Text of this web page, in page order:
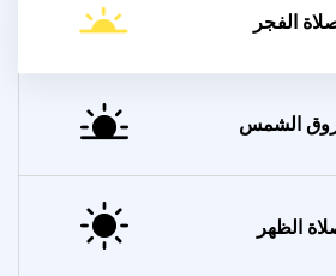
الفجر
الشمس
الظهر